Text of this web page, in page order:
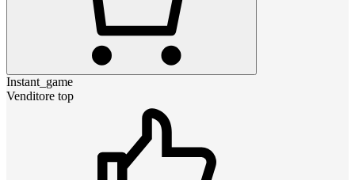
Instant_game
Venditore top